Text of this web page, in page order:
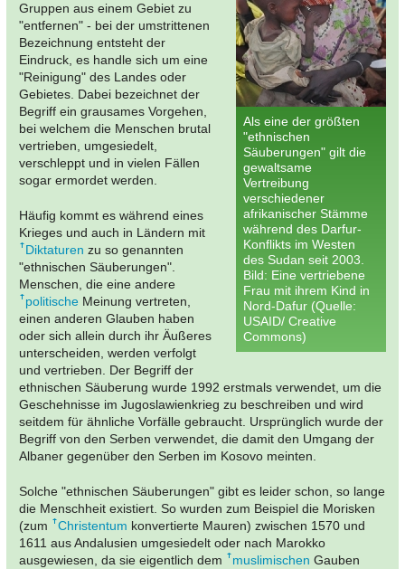
Als eine der größten
"ethnischen
Säuberungen" gilt die
gewaltsame
Vertreibung
verschiedener
afrikanischer Stämme
während des Darfur-
Konflikts im Westen
des Sudan seit 2003.
Bild: Eine vertriebene
Frau mit ihrem Kind in
Nord-Dafur (Quelle:
USAID/ Creative
Commons)
Gruppen aus einem Gebiet zu
"entfernen" - bei der umstrittenen
Bezeichnung entsteht der
Eindruck, es handle sich um eine
"Reinigung" des Landes oder
Gebietes. Dabei bezeichnet der
Begriff ein grausames Vorgehen,
bei welchem die Menschen brutal
vertrieben, umgesiedelt,
verschleppt und in vielen Fällen
sogar ermordet werden.
Häufig kommt es während eines
Krieges und auch in Ländern mit
Diktaturen zu so genannten
"ethnischen Säuberungen".
Menschen, die eine andere
politische Meinung vertreten,
einen anderen Glauben haben
oder sich allein durch ihr Äußeres
unterscheiden, werden verfolgt
und vertrieben. Der Begriff der
ethnischen Säuberung wurde 1992 erstmals verwendet, um die
Geschehnisse im Jugoslawienkrieg zu beschreiben und wird
seitdem für ähnliche Vorfälle gebraucht. Ursprünglich wurde der
Begriff von den Serben verwendet, die damit den Umgang der
Albaner gegenüber den Serben im Kosovo meinten.
Solche "ethnischen Säuberungen" gibt es leider schon, so lange
die Menschheit existiert. So wurden zum Beispiel die Morisken
(zum
Christentum konvertierte Mauren) zwischen 1570 und
1611 aus Andalusien umgesiedelt oder nach Marokko
ausgewiesen, da sie eigentlich dem
muslimischen Gauben